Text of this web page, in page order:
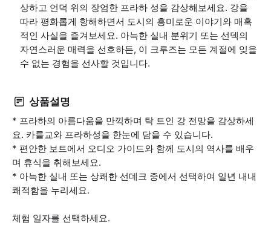
상하고 언덕 위의 장엄한 프라하 성을 감상해보세요. 강을
따라 평화롭게 항해하면서 도시의 흥미로운 이야기와 매혹
적인 사실을 즐겨보세요. 아늑한 실내 분위기 또는 선덱의
자연스러운 매력을 선호하든, 이 크루즈는 모든 계절에 잊을
수 없는 경험을 선사할 것입니다.
상품설명
* 프라하의 아름다움을 만끽하며 탁 트인 강 전망을 감상하세
요. 카를교와 프라하성을 한눈에 담을 수 있습니다.
* 편안한 보트에서 오디오 가이드와 함께 도시의 역사를 배우
며 휴식을 취해보세요.
* 아늑한 실내 또는 상쾌한 선데크 중에서 선택하여 일년 내내
쾌적함을 누리세요.
체험 일자를 선택하세요.